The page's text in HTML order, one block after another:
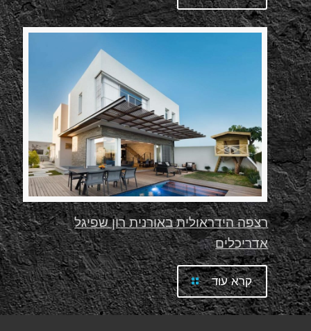
רצפה הידראולית באורנית רון שפיגל
אדריכלים
קרא עוד